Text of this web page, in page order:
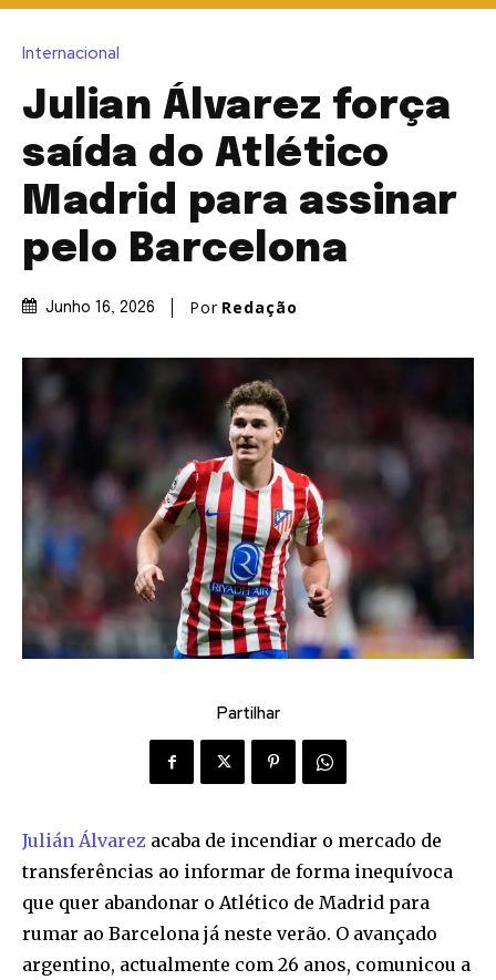
Internacional
Julian Álvarez força
saída do Atlético
Madrid para assinar
pelo Barcelona
Junho 16, 2026 Por Redação
Partilhar
Julián Álvarez acaba de incendiar o mercado de
transferências ao informar de forma inequívoca
que quer abandonar o Atlético de Madrid para
rumar ao Barcelona já neste verão. O avançado
argentino, actualmente com 26 anos, comunicou a